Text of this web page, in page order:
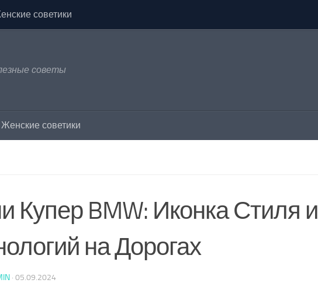
советики
советы
Женские советики
Купер BMW: Иконка Стиля и
на Дорогах
· 05.09.2024